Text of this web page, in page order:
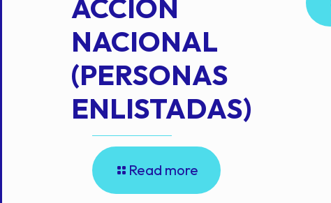
ACCIÓN
NACIONAL
(PERSONAS
ENLISTADAS)
Read more